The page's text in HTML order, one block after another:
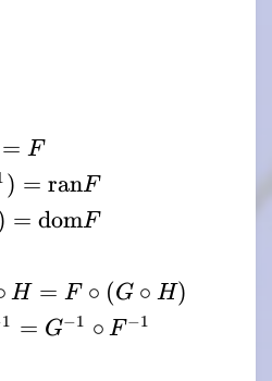
1}
= F
) = ranF
= domF
H = F ∘ (G ∘ H)
1 = G−1 ∘ F −1